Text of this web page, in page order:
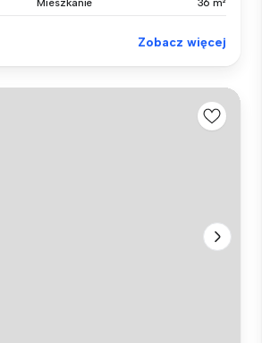
Mieszkanie 36 m²
Zobacz więcej